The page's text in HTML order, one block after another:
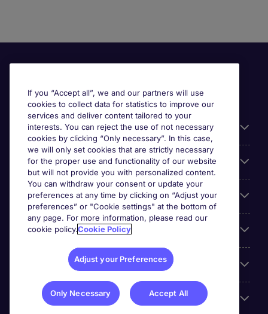
Useful information
Prix
Look for jobs in
Trends
For employers
More Michael Page
If you “Accept all”, we and our partners will use
cookies to collect data for statistics to improve our
services and deliver content tailored to your
interests. You can reject the use of not necessary
cookies by clicking “Only necessary”. In this case,
we will only set cookies that are strictly necessary
for the proper use and functionality of our website
but will not provide you with personalized content.
You can withdraw your consent or update your
preferences at any time by clicking on “Adjust your
preferences” or "Cookie settings" at the bottom of
any page. For more information, please read our
cookie policy.Cookie Policy
Adjust your Preferences
Only Necessary Accept All